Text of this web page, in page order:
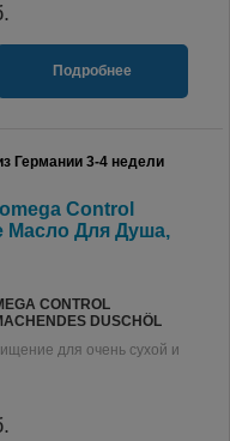
Подробнее
Германии 3-4 недели
Control
Масло Для Душа,
CONTROL
DUSCHÖL
для очень сухой и